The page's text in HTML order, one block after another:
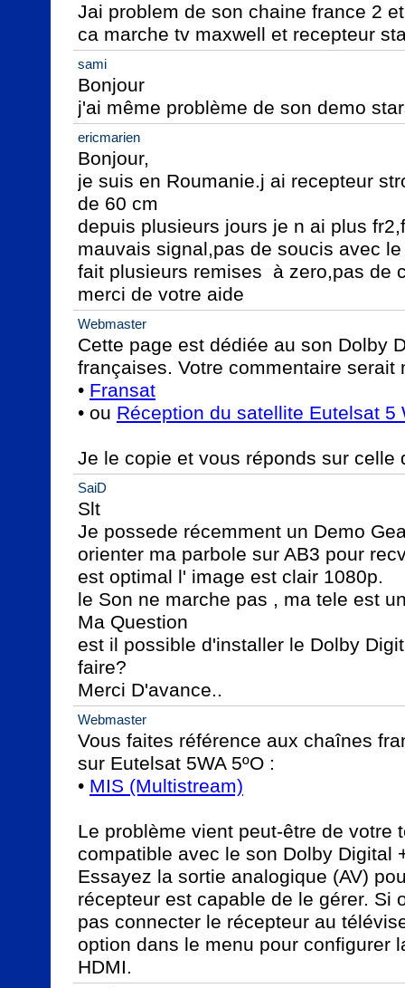
Jai problem de son chaine france 2
ca marche tv maxwell et recepteur
sami
Bonjour
j'ai même problème de son demo
ericmarien
Bonjour,
je suis en Roumanie.j ai recepteur
de 60 cm
depuis plusieurs jours je n ai plus
mauvais signal,pas de soucis avec
fait plusieurs remises  à zero,pas de
merci de votre aide
Webmaster
Cette page est dédiée au son Dolby
françaises. Votre commentaire serait
• Fransat
• ou Réception du satellite Eutelsat 5
Je le copie et vous réponds sur celle
SaiD
Slt
Je possede récemment un Demo
orienter ma parbole sur AB3 pour
est optimal l' image est clair 1080p.
le Son ne marche pas , ma tele est
Ma Question
est il possible d'installer le Dolby
faire?
Merci D'avance..
Webmaster
Vous faites référence aux chaînes
sur Eutelsat 5WA 5ºO :
• MIS (Multistream)
Le problème vient peut-être de votre
compatible avec le son Dolby Digital
Essayez la sortie analogique (AV)
récepteur est capable de le gérer. Si
pas connecter le récepteur au
option dans le menu pour configurer
HDMI.